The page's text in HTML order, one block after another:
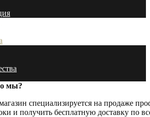
мы?
специализируется на продаже
и получить бесплатную доставку по